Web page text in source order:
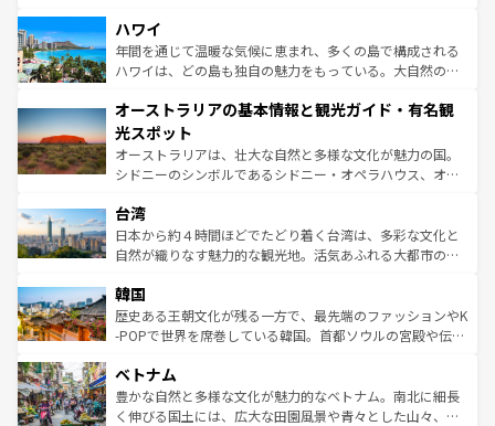
着のスイス情報は
のような巨大都市は、観光、ショッピング、エンターテイ
ンメントが詰まった刺激的なスポットだ。一方、アメリカ
西部には大自然が広がり、グランドキャニオンやイエロー
部のニューオーリンズでは、音楽と美食が融合した独特の
文化が魅力。旅行者はアメリカの各地域で異なる魅力を楽
しみながら、その多様性と豊かな歴史を感じることができ
るだろう。車でのロードトリップや列車の旅も、アメリカ
情報は
ハワイ
年間を通じて温暖な気候に恵まれ、多くの島で構成される
ハワイは、どの島も独自の魅力をもっている。大自然の神
ワイ島は見逃せない。また、定番の観光地といえばオアフ
島だが、静かな自然を求めるならマウイ島やカウアイ島が
おすすめ。エメラルドグリーンに輝く海をはじめ、豊かな
文化や歴史が息づいている。「アロハスピリット」と呼ば
人々、おいしいローカルフードやハワイアンミュージッ
ク、伝統的なフラダンスなど、すべてがハワイの魅力を彩
っている。訪れるたびに新しい発見と感動が待っているハ
はコンテンツ一覧
オーストラリアの基本情報と観光ガイド・有名観
光スポット
オーストラリアは、壮大な自然と多様な文化が魅力の国。
シドニーのシンボルであるシドニー・オペラハウス、オー
リアリーフや大陸中央部にそびえるウルル（エアーズロッ
ク）、タスマニアの美しい原生林やケアンズの熱帯雨林な
ど、見どころがたくさん。また、カフェやワイン、オージ
いる。アクティビティも充実しており、サーフィンやダイ
ビング、ハイキングなど、アウトドア好きにはたまらな
い。オーストラリアの多彩な魅力を存分に味わいつくそ
参照してほしい。
台湾
日本から約４時間ほどでたどり着く台湾は、多彩な文化と
自然が織りなす魅力的な観光地。活気あふれる大都市の台
ン）、静ひつな山岳地帯である台湾東部など、都市の喧騒
と山間の静けさが共存しており、訪れる人に新しい発見と
驚きをもたらしてくれる。また、奥深い台湾の食文化も魅
容にもいいと評判のスイーツなど、バラエティ豊かな料理
が味わえる。 なお、新着の台湾情報は コンテンツ一覧を参
照してほしい。
韓国
歴史ある王朝文化が残る一方で、最先端のファッションやK
-POPで世界を席巻している韓国。首都ソウルの宮殿や伝統
き、地方に足を延ばせば四季折々の自然美を楽しむことが
できる。そして、キムチや焼肉、絶品のストリートフード
まで、さまざまな韓国料理が待っている。夜には、韓国な
ベトナム
豊かな自然と多様な文化が魅力的なベトナム。南北に細長
く伸びる国土には、広大な田園風景や青々とした山々、世